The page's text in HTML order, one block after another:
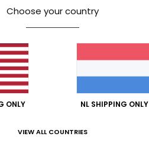
Choose your country
ONLY NL SHIPPING ONLY
VIEW ALL COUNTRIES